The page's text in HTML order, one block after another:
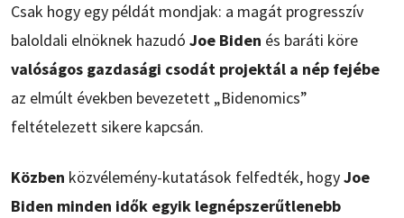
Csak hogy egy példát mondjak: a magát progresszív
baloldali elnöknek hazudó Joe Biden és baráti köre
valóságos gazdasági csodát projektál a nép fejébe
az elmúlt években bevezetett „Bidenomics”
feltételezett sikere kapcsán.
Közben közvélemény-kutatások felfedték, hogyJoe
Biden minden idők egyik legnépszerűtlenebb